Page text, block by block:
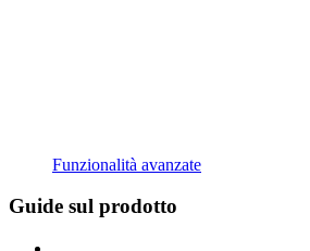
Funzionalità avanzate
Guide sul prodotto